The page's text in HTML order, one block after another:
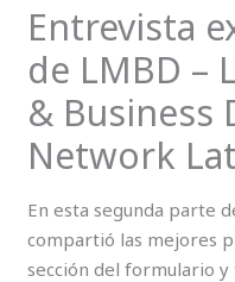
Entrevista
de LMBD –
& Business
Network
En esta segunda parte
compartió las mejores
sección del formulario